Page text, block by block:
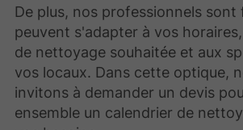
De plus, nos professionnels sont
peuvent s'adapter à vos
de nettoyage souhaitée et aux
vos locaux. Dans cette optique,
invitons à demander un devis
ensemble un calendrier de